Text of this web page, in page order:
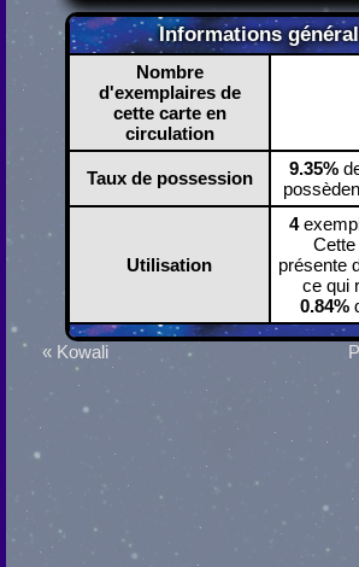
Informations
Nombre
d'exemplaires de
cette carte en
circulation
Taux de possession 9.35%
Utilisation
4
présente
ce qui
0.84%
« Kowali